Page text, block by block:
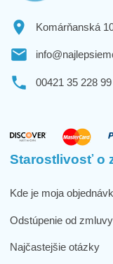
Komárňanská
00421 35 228
Starostlivosť o
Kde je moja
Odstúpenie od zmluvy
Najčastejšie otázky